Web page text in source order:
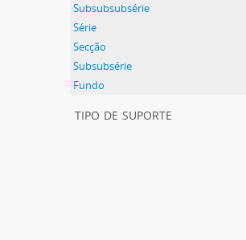
Subsubsubsérie
Série
Secção
Subsubsérie
Fundo
tipo de suporte